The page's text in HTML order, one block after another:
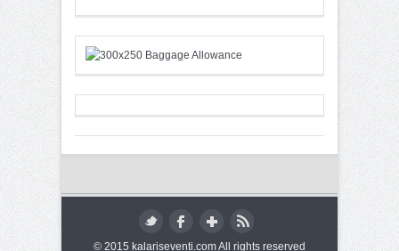
© 2015 kalariseventi.com All rights reserved